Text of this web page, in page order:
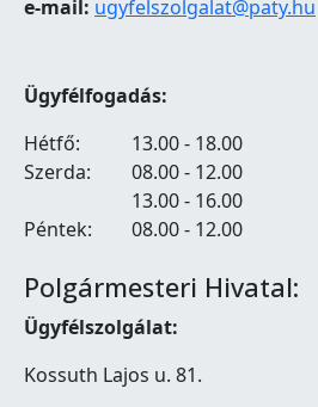
e-mail: ugyfelszolgalat@paty.hu
Ügyfélfogadás:
Hétfő:
13.00 - 18.00
Szerda:
08.00 - 12.00
13.00 - 16.00
Péntek:
08.00 - 12.00
Polgármesteri Hivatal:
Ügyfélszolgálat:
Kossuth Lajos u. 81.